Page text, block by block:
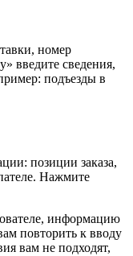
номер
введите сведения,
подъезды в
позиции заказа,
Нажмите
информацию
повторить к вводу
вам не подходят,